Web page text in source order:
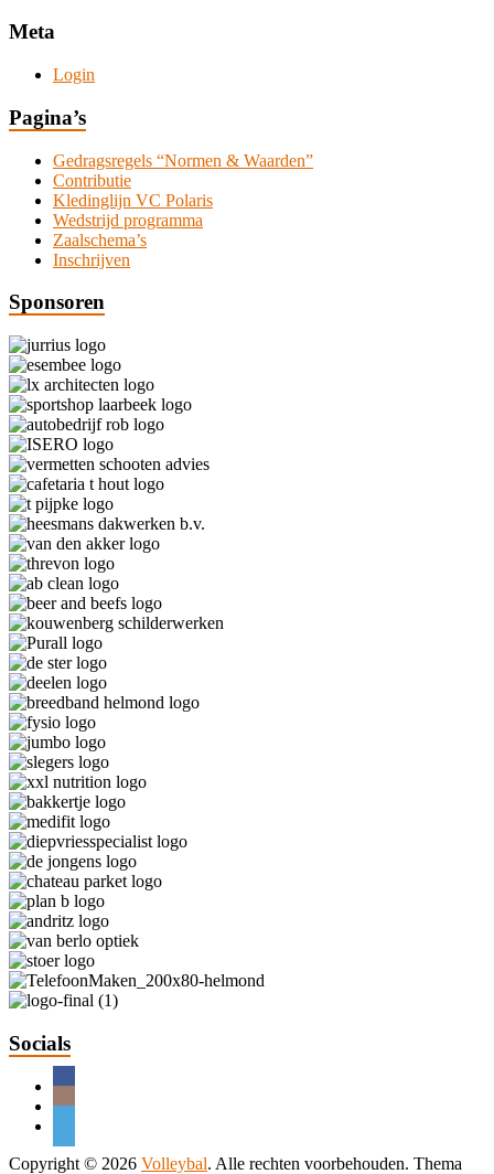
Meta
Login
Pagina’s
Gedragsregels “Normen & Waarden”
Contributie
Kledinglijn VC Polaris
Wedstrijd programma
Zaalschema’s
Inschrijven
Sponsoren
Socials
Copyright © 2026 Volleybal. Alle rechten voorbehouden. Thema